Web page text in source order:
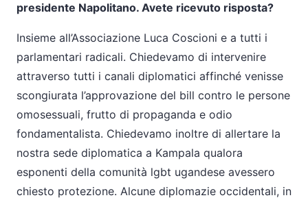
presidente Napolitano. Avete ricevuto risposta?
Insieme all’Associazione Luca Coscioni e a tutti i
parlamentari radicali. Chiedevamo di intervenire
attraverso tutti i canali diplomatici affinché venisse
scongiurata l’approvazione del bill contro le persone
omosessuali, frutto di propaganda e odio
fondamentalista. Chiedevamo inoltre di allertare la
nostra sede diplomatica a Kampala qualora
esponenti della comunità lgbt ugandese avessero
chiesto protezione. Alcune diplomazie occidentali, in